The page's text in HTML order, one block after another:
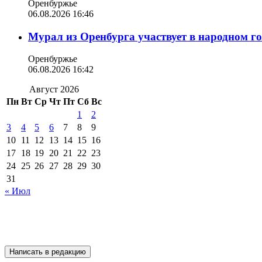
Оренбуржье
06.08.2026 16:46
Мурал из Оренбурга участвует в народном
Оренбуржье
06.08.2026 16:42
Август 2026
Пн Вт Ср Чт Пт Сб Вс
1
2
3
4 5 6 7 8
9
10 11 12 13 14 15 16
17 18 19 20 21 22 23
24 25 26 27 28 29 30
31
« Июл
Написать в редакцию